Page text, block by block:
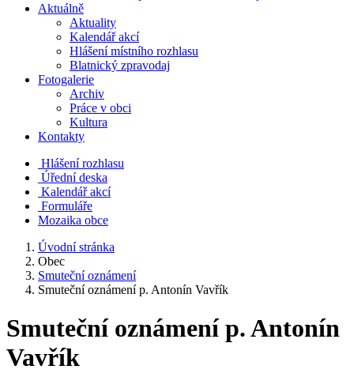
Aktuálně
Aktuality
Kalendář akcí
Hlášení místního rozhlasu
Blatnický zpravodaj
Fotogalerie
Archiv
Práce v obci
Kultura
Kontakty
Hlášení rozhlasu
Úřední deska
Kalendář akcí
Formuláře
Mozaika obce
Úvodní stránka
Obec
Smuteční oznámení
Smuteční oznámení p. Antonín Vavřík
Smuteční oznámení p. Antonín
Vavřík